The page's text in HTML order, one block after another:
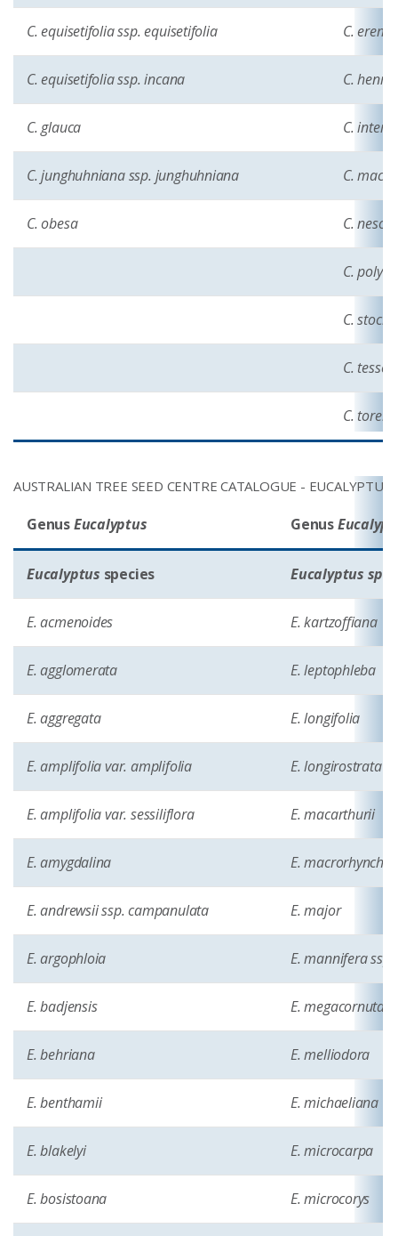
C. equisetifolia ssp. equisetifolia C.
C. equisetifolia ssp. incana C. henryi
C. glauca C.
C. junghuhniana ssp. junghuhniana C.
C. obesa C.
C.
C.
C.
C.
AUSTRALIAN TREE SEED CENTRE CATALOGUE - EUCALYPTUS
GenusEucalyptus Genus
Eucalyptus species Eucalyptus
E. acmenoides E. kartzoffiana
E. agglomerata E. leptophleba
E. aggregata E. longifolia
E. amplifolia var. amplifolia E. longirostrata
E. amplifolia var. sessiliflora E. macarthurii
E. amygdalina E. macrorhyncha
E. andrewsii ssp. campanulata E. major
E. argophloia E. mannifera
E. badjensis E. megacornuta
E. behriana E. melliodora
E. benthamii E. michaeliana
E. blakelyi E. microcarpa
E. bosistoana E. microcorys